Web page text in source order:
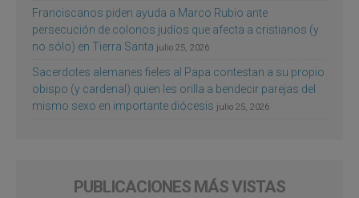
Franciscanos piden ayuda a Marco Rubio ante
persecución de colonos judíos que afecta a cristianos (y
no sólo) en Tierra Santa julio 25, 2026
Sacerdotes alemanes fieles al Papa contestan a su propio
obispo (y cardenal) quien les orilla a bendecir parejas del
mismo sexo en importante diócesis julio 25, 2026
PUBLICACIONES MÁS VISTAS